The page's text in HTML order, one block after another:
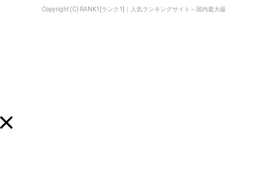
Copyright (C) RANK1[ランク1]｜人気ランキングサイト～国内最大級